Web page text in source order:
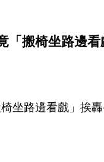
「搬椅坐路邊
坐路邊看戲」挨